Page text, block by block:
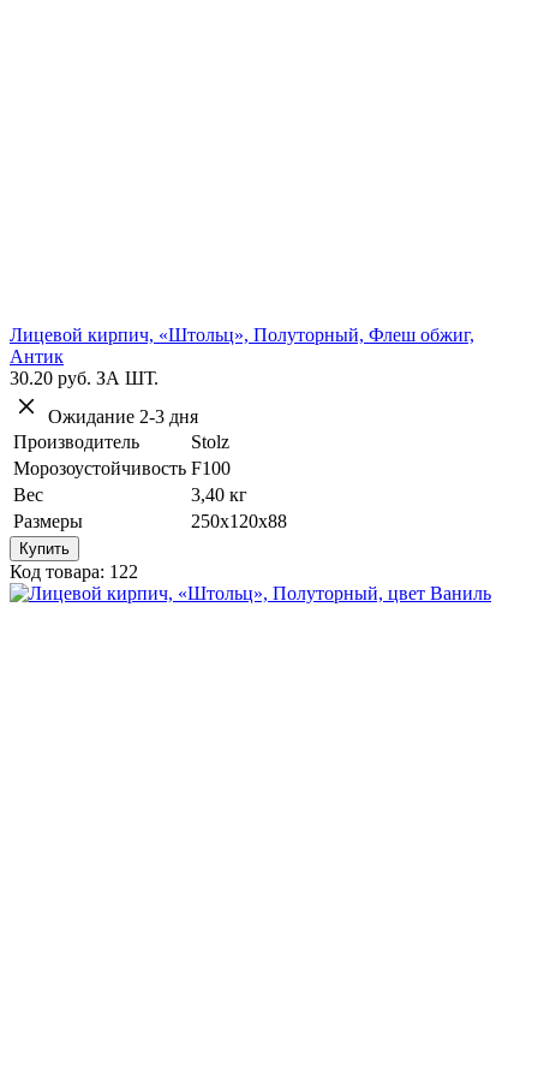
Лицевой кирпич, «Штольц», Полуторный, Флеш обжиг,
Антик
30.20 руб. ЗА ШТ.
Ожидание 2-3 дня
Производитель
Stolz
Морозоустойчивость F100
Вес
3,40 кг
Размеры
250х120х88
Купить
Код товара: 122